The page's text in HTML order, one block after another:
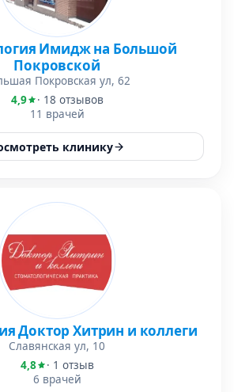
Имидж на Большой
Покровской
Покровская ул, 62
4,9
· 18 отзывов
11 врачей
клинику
Доктор Хитрин и коллеги
Славянская ул, 10
4,8
· 1 отзыв
6 врачей